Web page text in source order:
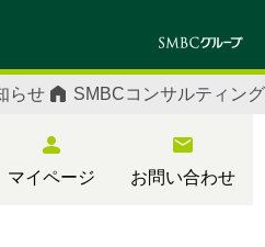
マイページ お問い合わせ
らせ SMBCコンサルティング